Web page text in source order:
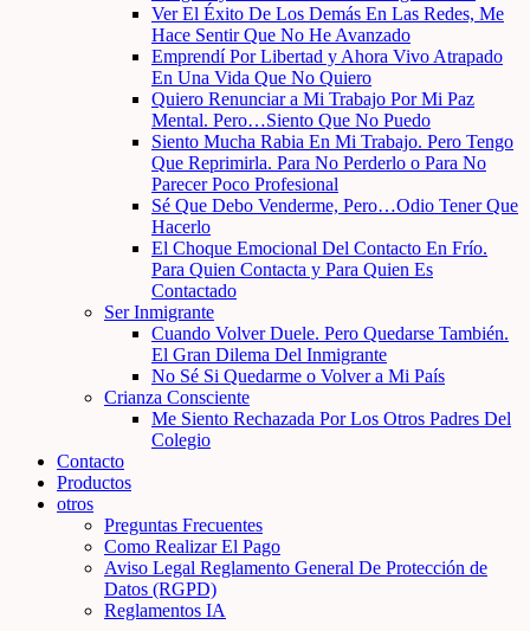
Ver El Éxito De Los Demás En Las Redes, Me
Hace Sentir Que No He Avanzado
Emprendí Por Libertad y Ahora Vivo Atrapado
En Una Vida Que No Quiero
Quiero Renunciar a Mi Trabajo Por Mi Paz
Mental. Pero…Siento Que No Puedo
Siento Mucha Rabia En Mi Trabajo. Pero Tengo
Que Reprimirla. Para No Perderlo o Para No
Parecer Poco Profesional
Sé Que Debo Venderme, Pero…Odio Tener Que
Hacerlo
El Choque Emocional Del Contacto En Frío.
Para Quien Contacta y Para Quien Es
Contactado
Ser Inmigrante
Cuando Volver Duele. Pero Quedarse También.
El Gran Dilema Del Inmigrante
No Sé Si Quedarme o Volver a Mi País
Crianza Consciente
Me Siento Rechazada Por Los Otros Padres Del
Colegio
Contacto
Productos
otros
Preguntas Frecuentes
Como Realizar El Pago
Aviso Legal Reglamento General De Protección de
Datos (RGPD)
Reglamentos IA